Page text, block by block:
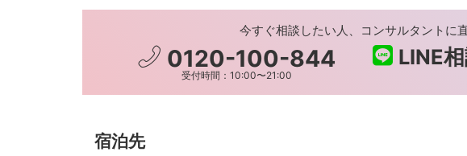
今すぐ相談したい人、コンサルタントに
0120-100-844
受付時間：10:00〜21:00
LINE
宿泊先